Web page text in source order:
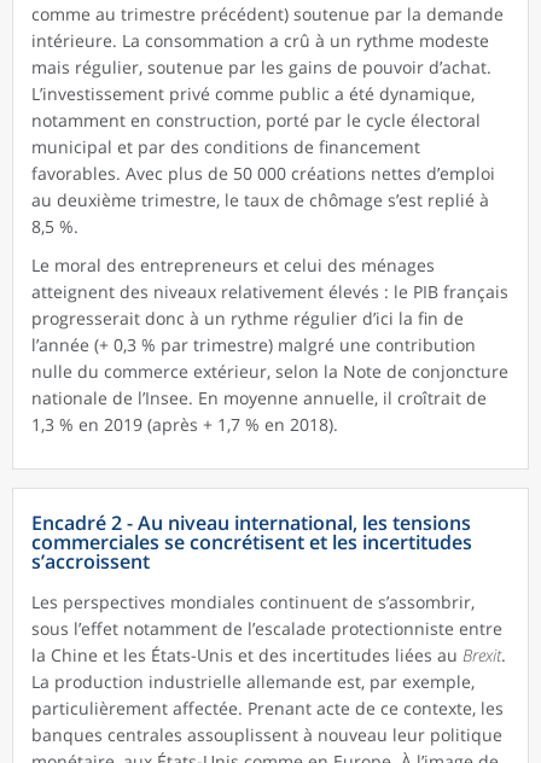
comme au trimestre précédent) soutenue par la demande
intérieure. La consommation a crû à un rythme modeste
mais régulier, soutenue par les gains de pouvoir d’achat.
L’investissement privé comme public a été dynamique,
notamment en construction, porté par le cycle électoral
municipal et par des conditions de financement
favorables. Avec plus de 50 000 créations nettes d’emploi
au deuxième trimestre, le taux de chômage s’est replié à
8,5 %.
Le moral des entrepreneurs et celui des ménages
atteignent des niveaux relativement élevés : le PIB français
progresserait donc à un rythme régulier d’ici la fin de
l’année (+ 0,3 % par trimestre) malgré une contribution
nulle du commerce extérieur, selon la Note de conjoncture
nationale de l’Insee. En moyenne annuelle, il croîtrait de
1,3 % en 2019 (après + 1,7 % en 2018).
Encadré 2 - Au niveau international, les tensions
commerciales se concrétisent et les incertitudes
s’accroissent
Les perspectives mondiales continuent de s’assombrir,
sous l’effet notamment de l’escalade protectionniste entre
la Chine et les États-Unis et des incertitudes liées au Brexit.
La production industrielle allemande est, par exemple,
particulièrement affectée. Prenant acte de ce contexte, les
banques centrales assouplissent à nouveau leur politique